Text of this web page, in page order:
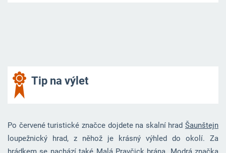
Tip na výlet
Po červené turistické značce dojdete na skalní hradŠaunštejn
loupežnický hrad, z něhož je krásný výhled do okolí. Za